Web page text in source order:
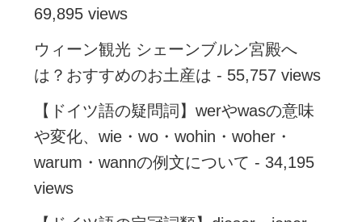
69,895 views
ウィーン観光 シェーンブルン宮殿へ
は？おすすめのお土産は - 55,757 views
【ドイツ語の疑問詞】werやwasの意味
や変化、wie・wo・wohin・woher・
warum・wannの例文について - 34,195
views